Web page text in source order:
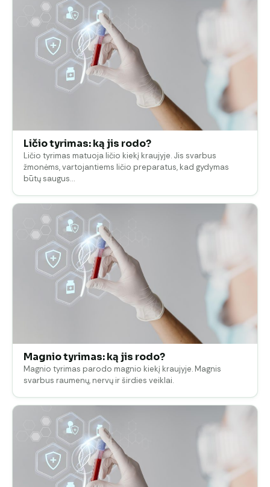
Ličio tyrimas: ką jis rodo?
Ličio tyrimas matuoja ličio kiekį kraujyje. Jis svarbus
žmonėms, vartojantiems ličio preparatus, kad gydymas
būtų saugus…
Magnio tyrimas: ką jis rodo?
Magnio tyrimas parodo magnio kiekį kraujyje. Magnis
svarbus raumenų, nervų ir širdies veiklai.